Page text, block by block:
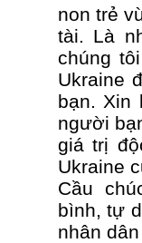
non trẻ
tài. Là
chúng
Ukraine
bạn. Xin
người
giá trị
Ukraine
Cầu
bình, tự
nhân